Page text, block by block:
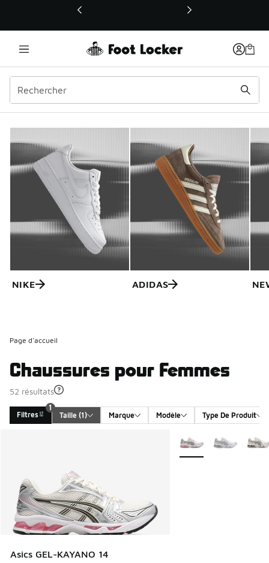
Ce lien ouvrira une nouvelle fenêtre
NIKE ADIDAS
Page d'accueil
Chaussures pour Femmes
52 résultats
Filtres
1
Taille (1) Marque Modèle Type De Produit
Asics GEL-KAYANO 14
Plus de couleurs